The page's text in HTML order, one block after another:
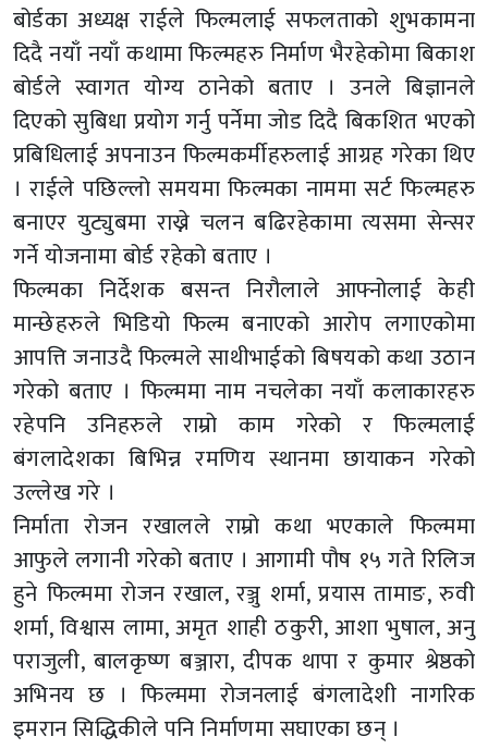
बोर्डका अध्यक्ष राईले फिल्मलाई सफलताको शुभकामना
दिदै नयाँ नयाँ कथामा फिल्महरु निर्माण भैरहेकोमा बिकाश
बोर्डले स्वागत योग्य ठानेको बताए । उनले बिज्ञानले
दिएको सुबिधा प्रयोग गर्नु पर्नेमा जोड दिदै बिकशित भएको
प्रबिधिलाई अपनाउन फिल्मकर्मीहरुलाई आग्रह गरेका थिए
। राईले पछिल्लो समयमा फिल्मका नाममा सर्ट फिल्महरु
बनाएर युट्युबमा राख्ने चलन बढिरहेकामा त्यसमा सेन्सर
गर्ने योजनामा बोर्ड रहेको बताए ।
फिल्मका निर्देशक बसन्त निरौलाले आफ्नोलाई केही
मान्छेहरुले भिडियो फिल्म बनाएको आरोप लगाएकोमा
आपत्ति जनाउदै फिल्मले साथीभाईको बिषयको कथा उठान
गरेको बताए । फिल्ममा नाम नचलेका नयाँ कलाकारहरु
रहेपनि उनिहरुले राम्रो काम गरेको र फिल्मलाई
बंगलादेशका बिभिन्न रमणिय स्थानमा छायाकन गरेको
उल्लेख गरे ।
निर्माता रोजन रखालले राम्रो कथा भएकाले फिल्ममा
आफुले लगानी गरेको बताए । आगामी पौष १५ गते रिलिज
हुने फिल्ममा रोजन रखाल, रञ्जु शर्मा, प्रयास तामाङ, रुवी
शर्मा, विश्वास लामा, अमृत शाही ठकुरी, आशा भुषाल, अनु
पराजुली, बालकृष्ण बञ्जारा, दीपक थापा र कुमार श्रेष्ठको
अभिनय छ । फिल्ममा रोजनलाई बंगलादेशी नागरिक
इमरान सिद्धिकीले पनि निर्माणमा सघाएका छन् ।